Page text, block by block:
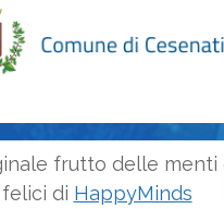
frutto delle menti
felici di HappyMinds